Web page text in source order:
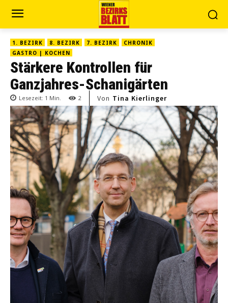
1. BEZIRK 8. BEZIRK 7. BEZIRK
CHRONIK
GASTRO | KOCHEN
Stärkere Kontrollen für
Ganzjahres-Schanigärten
Lesezeit: 1 Min. 2 Von Tina Kierlinger